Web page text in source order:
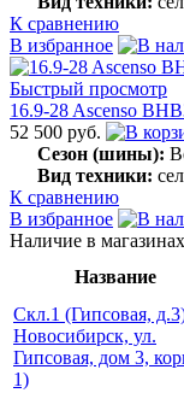
К сравнению
В избранное
Быстрый просмотр
16.9-28 Ascenso
52 500 руб.
Сезон (шины):
Вид техники:
К сравнению
В избранное
Наличие в магазинах
Название
Скл.1 (Гипсовая,
Новосибирск, ул.
Гипсовая, дом 3,
1)